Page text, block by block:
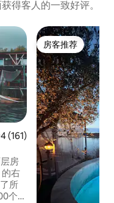
得客人的一致好评。
分 4.94 分（满分 5 分），
(161)
房
的右
所
个频
房客推荐
房客推荐